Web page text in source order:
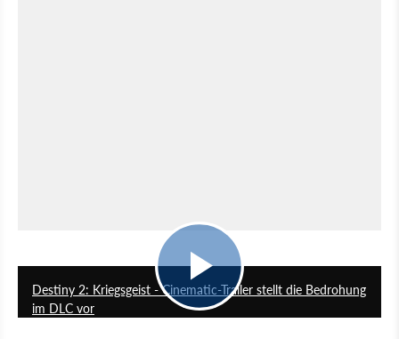
Destiny 2: Kriegsgeist - Cinematic-Trailer stellt die Bedrohung
im DLC vor